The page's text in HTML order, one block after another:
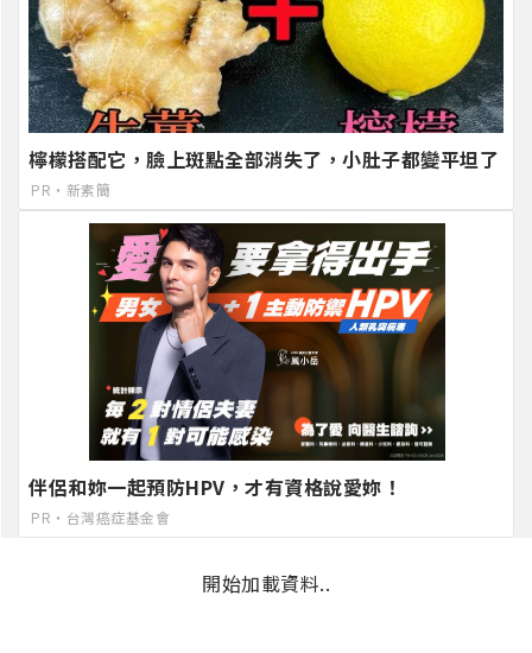
檸檬搭配它，臉上斑點全部消失了，小肚子都變平坦了
PR・新素簡
伴侶和妳一起預防HPV，才有資格說愛妳！
PR・台灣癌症基金會
開始加載資料..